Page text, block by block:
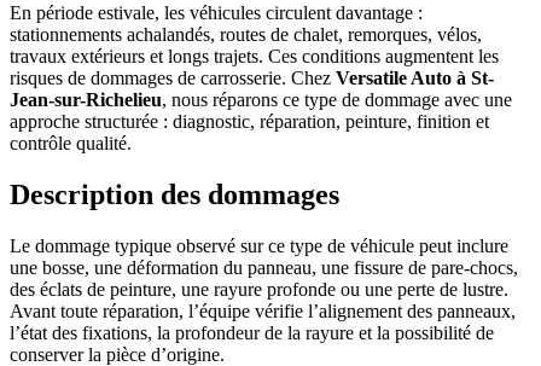
En période estivale, les véhicules circulent davantage :
stationnements achalandés, routes de chalet, remorques, vélos,
travaux extérieurs et longs trajets. Ces conditions augmentent les
risques de dommages de carrosserie. Chez Versatile Auto à St-
Jean-sur-Richelieu, nous réparons ce type de dommage avec une
approche structurée : diagnostic, réparation, peinture, finition et
contrôle qualité.
Description des dommages
Le dommage typique observé sur ce type de véhicule peut inclure
une bosse, une déformation du panneau, une fissure de pare-chocs,
des éclats de peinture, une rayure profonde ou une perte de lustre.
Avant toute réparation, l’équipe vérifie l’alignement des panneaux,
l’état des fixations, la profondeur de la rayure et la possibilité de
conserver la pièce d’origine.